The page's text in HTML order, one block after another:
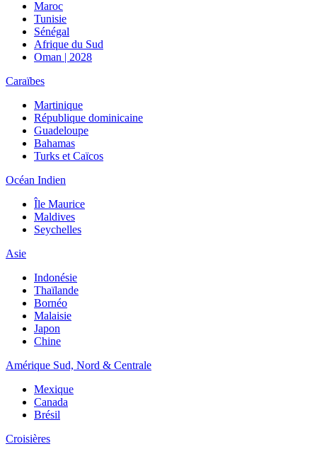
Maroc
Tunisie
Sénégal
Afrique du Sud
Oman | 2028
Caraïbes
Martinique
République dominicaine
Guadeloupe
Bahamas
Turks et Caïcos
Océan Indien
Île Maurice
Maldives
Seychelles
Asie
Indonésie
Thaïlande
Bornéo
Malaisie
Japon
Chine
Amérique Sud, Nord & Centrale
Mexique
Canada
Brésil
Croisières